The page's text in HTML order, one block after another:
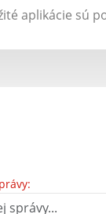
aplikácie sú